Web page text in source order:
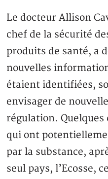
Le docteur Allison
chef de la sécurité
produits de santé, a
nouvelles
étaient identifiées,
envisager de
régulation.
qui ont
par la substance,
seul pays, l’Ecosse,